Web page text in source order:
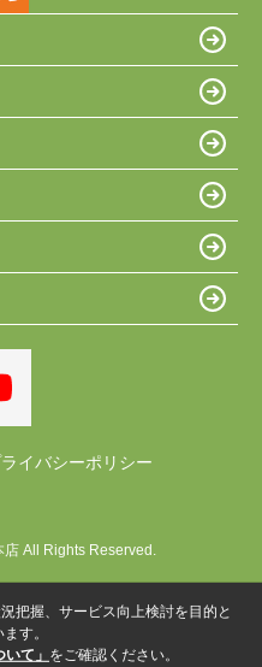
イバシーポリシー
All Rights Reserved.
把握、サービス向上検討を目的と
す。
て」 をご確認ください。